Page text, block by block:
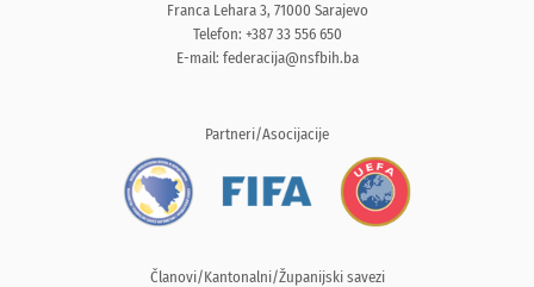
Franca Lehara 3, 71000 Sarajevo
Telefon: +387 33 556 650
E-mail: federacija@nsfbih.ba
Partneri/Asocijacije
Članovi/Kantonalni/Županijski savezi